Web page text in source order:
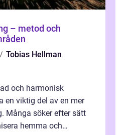
– metod och
Tobias Hellman
och harmonisk
en viktig del av en mer
Många söker efter sätt
hemma och